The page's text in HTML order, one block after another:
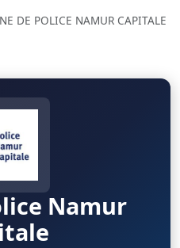
DE POLICE NAMUR CAPITALE
Namur